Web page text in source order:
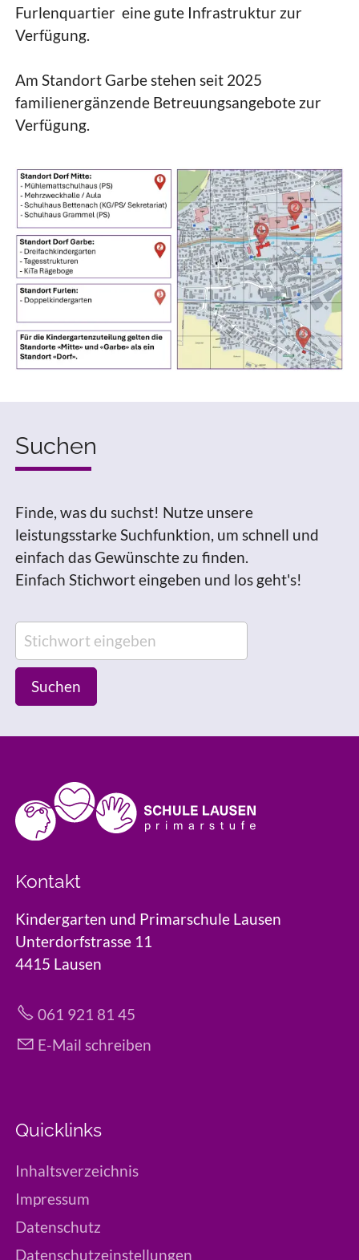
Furlenquartier eine gute Infrastruktur zur
Verfügung.
Am Standort Garbe stehen seit 2025
familienergänzende Betreuungsangebote zur
Verfügung.
Suchen
Finde, was du suchst! Nutze unsere
leistungsstarke Suchfunktion, um schnell und
einfach das Gewünschte zu finden.
Einfach Stichwort eingeben und los geht's!
Suchen
Kontakt
Kindergarten und Primarschule Lausen
Unterdorfstrasse 11
4415 Lausen
061 921 81 45
E-Mail schreiben
Quicklinks
Inhaltsverzeichnis
Impressum
Datenschutz
Datenschutzeinstellungen